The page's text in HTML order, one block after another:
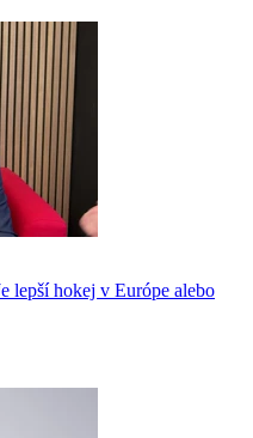
lepší hokej v Európe alebo